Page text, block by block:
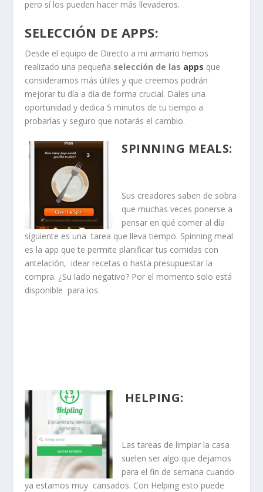
pero sí los pueden hacer más llevaderos.
SELECCIÓN DE APPS:
Desde el equipo de Directo a mi armario hemos
realizado una pequeña selección de las apps que
consideramos más útiles y que creemos podrán
mejorar tu día a día de forma crucial. Dales una
oportunidad y dedica 5 minutos de tu tiempo a
probarlas y seguro que notarás el cambio.
SPINNING MEALS:
Sus creadores saben de sobra
que muchas veces ponerse a
pensar en qué comer al día
siguiente es una tarea que lleva tiempo. Spinning meal
es la app que te permite planificar tus comidas con
antelación, idear recetas o hasta presupuestar la
compra. ¿Su lado negativo? Por el momento solo está
disponible para ios.
HELPING:
Las tareas de limpiar la casa
suelen ser algo que dejamos
para el fin de semana cuando
ya estamos muy cansados. Con Helping esto puede